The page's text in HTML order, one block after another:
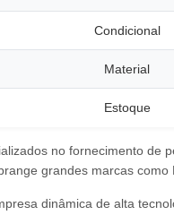
Condicional
Material
Estoque
no fornecimento de
grandes marcas como
dinâmica de alta